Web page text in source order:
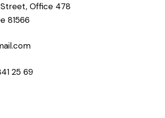
Street, Office 478
81566
25 69